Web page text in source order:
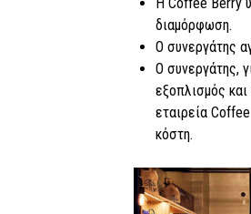
διαμόρφωση.
Ο συνεργάτης
Ο συνεργάτης,
εξοπλισμός
εταιρεία
κόστη.